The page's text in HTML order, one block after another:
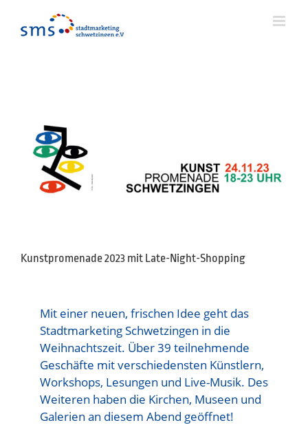
springen
Kunstpromenade 2023 mit Late-Night-Shopping
Mit einer neuen, frischen Idee geht das
Stadtmarketing Schwetzingen in die
Weihnachtszeit. Über 39 teilnehmende
Geschäfte mit verschiedensten Künstlern,
Workshops, Lesungen und Live-Musik. Des
Weiteren haben die Kirchen, Museen und
Galerien an diesem Abend geöffnet!